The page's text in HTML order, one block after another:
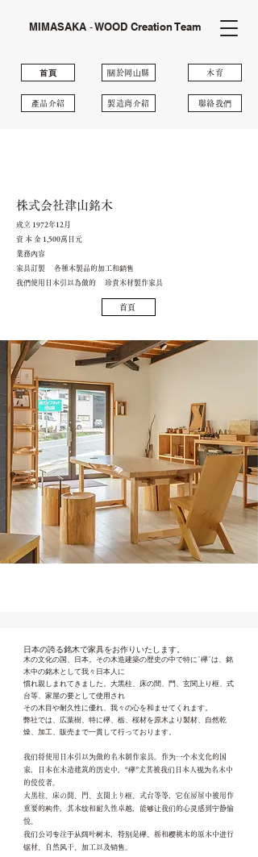
MIMASAKA ‐ WOOD Creation Team
⾸⾴
產品介紹
關於岡⼭縣
製造商介紹
木育
聯絡我們
株式会社津山銘木
成立 1972年12月
資 本 金 1,500萬日元
業務內容
家具訂製 各種木製品的加工和銷售
我們使用日本引以為傲的 珍貴木材製作家具
首頁
日本の誇る銘木で家具をお作りいたします。
木の文化の国、日本。その木造建築の歴史の中で特に”欅”は、銘
木中の銘木として我々日本人に
慣れ親しまれてきました。大黒柱、床の間、門、玄関上り框、式
台等、家屋の要として使用され
その木目や耐久性に優れ、我々の心を和ませてくれます。
弊社では、広葉樹、特に欅、栃、桜材を原木より製材、自然乾
燥、加工、販売まで一貫して行っております。
我们将使用日本引以为傲的名木制作家具。作为一个木文化的国
家，日本在木造建筑的历史中，“欅”尤其被我们日本人视为名木中
的佼佼者。
大黒柱、床の間、門、玄関上り框、式台等等，它在房屋中被用作
重要的构件，其木纹和耐久性卓越，能够让我们的心灵感到宁静愉
悦。
我们公司专注于从阔叶树木，特别是欅、栃和樱桃木的原木中进行
锯材、自然风干、加工以及销售。